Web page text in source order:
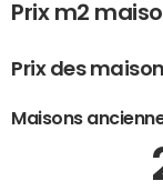
Prix m2
Prix des
Maisons